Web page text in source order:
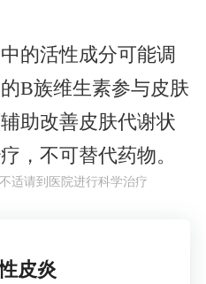
的活性成分可能调
B族维生素参与皮肤
助改善皮肤代谢状
，不可替代药物。
适请到医院进行科学治疗
皮炎